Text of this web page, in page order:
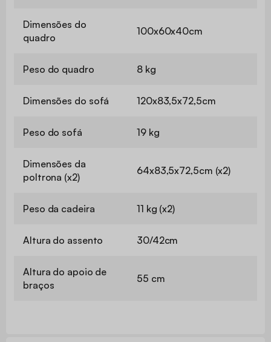
Dimensões do
quadro
100x60x40cm
Peso do quadro 8 kg
Dimensões do sofá 120x83,5x72,5cm
Peso do sofá 19 kg
Dimensões da
poltrona (x2)
64x83,5x72,5cm (x2)
Peso da cadeira 11 kg (x2)
Altura do assento 30/42cm
Altura do apoio de
braços
55 cm